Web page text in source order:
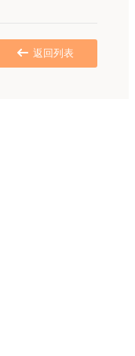
返回列表